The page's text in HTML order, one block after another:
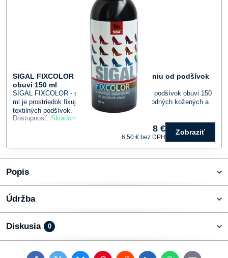
SIGAL FIXCOLOR - sprej proti zafarbovaniu od podšívok
obuvi 150 ml
SIGAL FIXCOLOR - sprej proti zafarbovaniu od podšívok obuvi 150
ml je prostriedok fixujúci farebný pigment u prírodných kožených a
textilných podšívok.
Dostupnosť: Skladom
8 €
6,50 € bez DPH
Zobraziť
Popis
Údržba
Diskusia 0